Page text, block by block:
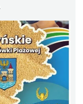
trzech
2026-09-12